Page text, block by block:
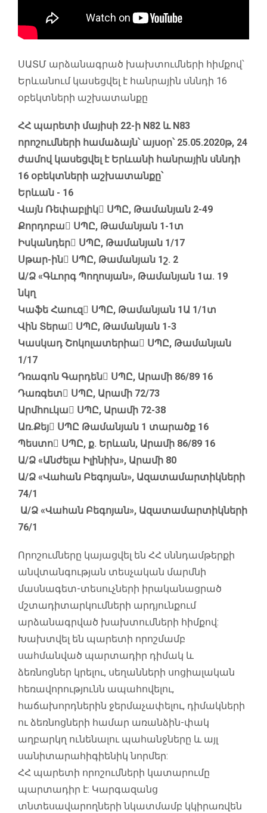
ՍԱՏՄ արձանագրած խախտումների հիմքով՝
Երևանում կասեցվել է հանրային սննդի 16
օբեկտների աշխատանքը
ՀՀ պարետի մայիսի 22-ի N82 և N83
որոշումների համաձայն՝ այսօր՝ 25.05.2020թ, 24
ժամով կասեցվել է Երևանի հանրային սննդի
16 օբեկտների աշխատանքը՝
Երևան - 16
Վայն Ռեփաբլիկ ՍՊԸ, Թամանյան 2-49
Քորդոբա ՍՊԸ, Թամանյան 1-1տ
Իսկանդեր ՍՊԸ, Թամանյան 1/17
Սթար-ին ՍՊԸ, Թամանյան 1շ. 2
Ա/Ձ «Գևորգ Պողոսյան», Թամանյան 1ա. 19
նկղ
Կաֆե Հաուզ ՍՊԸ, Թամանյան 1Ա 1/1տ
Վին Տերա ՍՊԸ, Թամանյան 1-3
Կասկադ Շոկոլատերիա ՍՊԸ, Թամանյան
1/17
Դռագոն Գարդեն ՍՊԸ, Արամի 86/89 16
Դառգետ ՍՊԸ, Արամի 72/73
Արմհուկա ՍՊԸ, Արամի 72-38
Առ.Քեյ ՍՊԸ Թամանյան 1 տարածք 16
Պեստո ՍՊԸ, ք. Երևան, Արամի 86/89 16
Ա/Ձ «Անժելա Իլինիխ», Արամի 80
Ա/Ձ «Վահան Բեգոյան», Ազատամարտիկների
74/1
Ա/Ձ «Վահան Բեգոյան», Ազատամարտիկների
76/1
Որոշումները կայացվել են ՀՀ սննդամթերքի
անվտանգության տեսչական մարմնի
մասնագետ-տեսուչների իրականացրած
մշտադիտարկումների արդյունքում
արձանագրված խախտումների հիմքով:
Խախտվել են պարետի որոշմամբ
սահմանված պարտադիր դիմակ և
ձեռնոցներ կրելու, սեղանների սոցիալական
հեռավորությունն ապահովելու,
հաճախորդներին ջերմաչափելու, դիմակների
ու ձեռնոցների համար առանձին-փակ
աղբարկղ ունենալու պահանջները և այլ
սանիտարահիգիենիկ նորմեր:
ՀՀ պարետի որոշումների կատարումը
պարտադիր է: Կարգազանց
տնտեսավարողների նկատմամբ կկիրառվեն